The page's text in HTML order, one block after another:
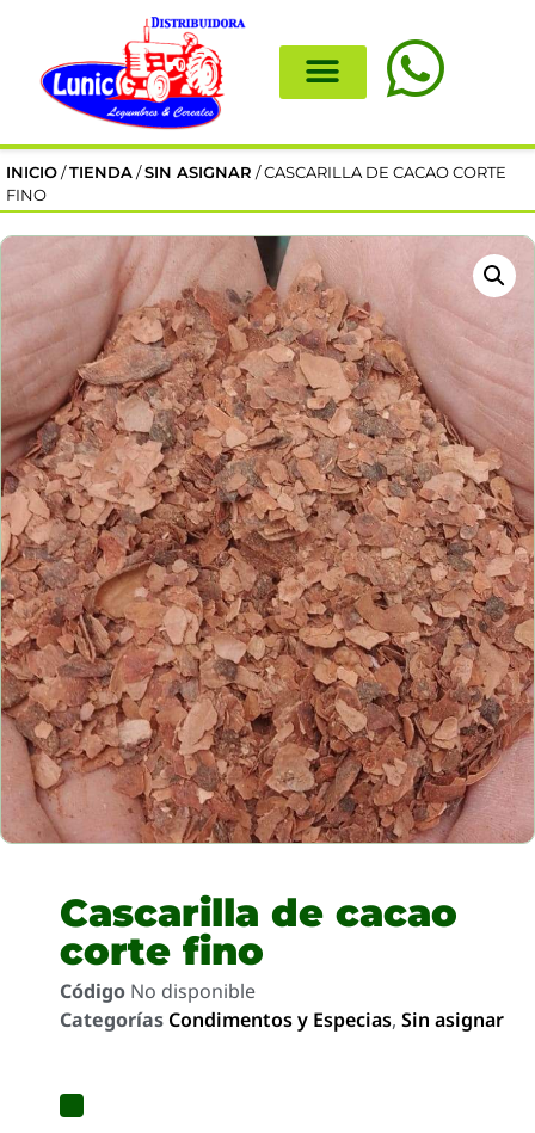
INICIO /TIENDA /SIN ASIGNAR / CASCARILLA DE CACAO CORTE
FINO
Cascarilla de cacao
corte fino
Código No disponible
Categorías Condimentos y Especias, Sin asignar